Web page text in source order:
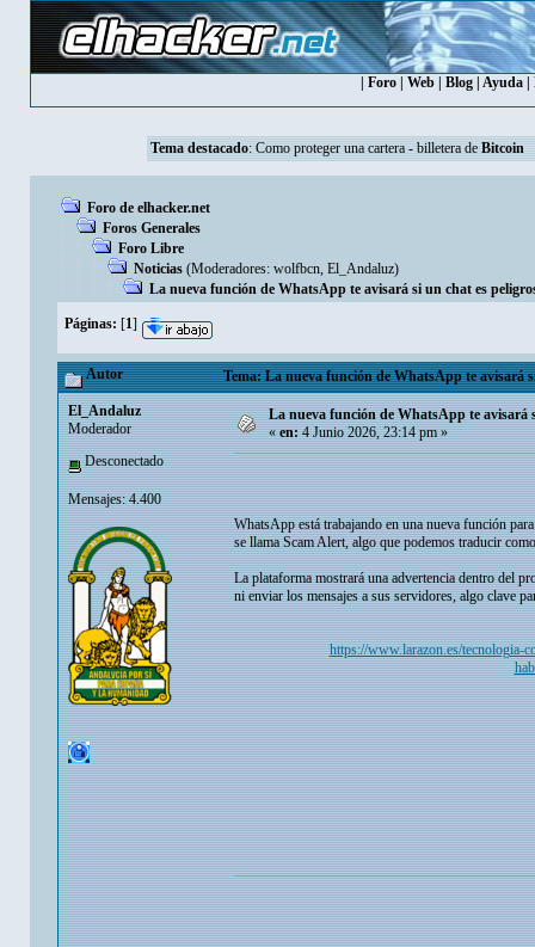
Foro| Web| Blog| Ayuda|
Tema destacado: Como proteger una cartera - billetera de Bitcoin
Foro de elhacker.net
Foros Generales
Foro Libre
Noticias (Moderadores: wolfbcn, El_Andaluz)
La nueva función de WhatsApp te avisará si un chat es
Páginas: [1]
Autor Tema: La nueva función de WhatsApp te avisará
El_Andaluz
Moderador
Desconectado
Mensajes: 4.400
La nueva función de WhatsApp te avisará
«en:4 Junio 2026, 23:14 pm »
WhatsApp está trabajando en una nueva función
se llama Scam Alert, algo que podemos traducir
La plataforma mostrará una advertencia dentro del
ni enviar los mensajes a sus servidores, algo clave
https://www.larazon.es/tecnologia-